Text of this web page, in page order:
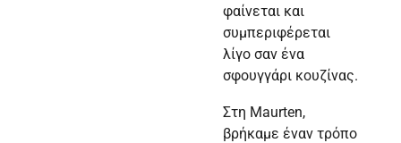
φαίνεται και
συμπεριφέρεται
λίγο σαν ένα
σφουγγάρι κουζίνας.
Στη Maurten,
βρήκαμε έναν τρόπο